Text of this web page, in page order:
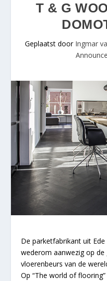
T & G
Geplaatst door Ingmar
De parketfabrikant uit
wederom aanwezig op
vloerenbeurs van de
Op “The world of